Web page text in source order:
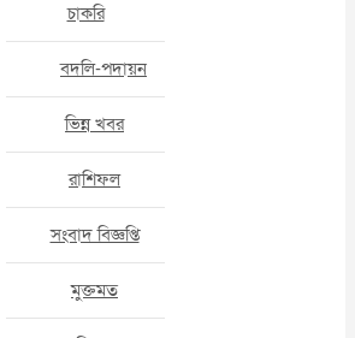
চাকরি
বদলি-পদায়ন
ভিন্ন খবর
রাশিফল
সংবাদ বিজ্ঞপ্তি
মুক্তমত